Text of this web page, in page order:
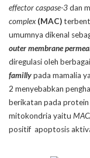
effector caspase-3dan
complex(MAC)
umumnya dikenal
outer membrane
diregulasi oleh
famillypada mamalia
2 menyebabkan
berikatan pada protein
mitokondria yaitu
positif apoptosis